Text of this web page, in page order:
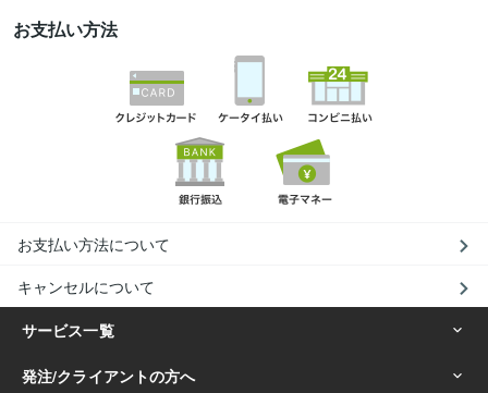
お支払い方法
お支払い方法について
キャンセルについて